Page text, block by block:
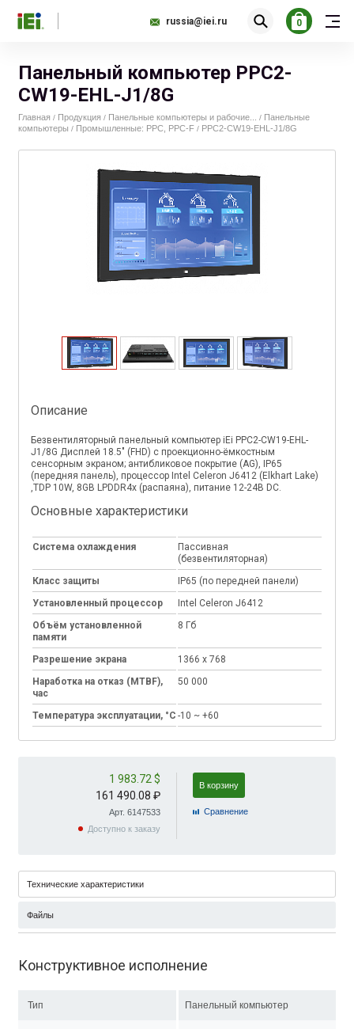
russia@iei.ru 0
Панельный компьютер PPC2-
CW19-EHL-J1/8G
Главная / Продукция / Панельные компьютеры и рабочие... / Панельные
компьютеры / Промышленные: PPC, PPC-F / PPC2-CW19-EHL-J1/8G
Описание
Безвентиляторный панельный компьютер iEi PPC2-CW19-EHL-
J1/8G Дисплей 18.5" (FHD) с проекционно-ёмкостным
сенсорным экраном; антибликовое покрытие (AG), IP65
(передняя панель), процессор Intel Celeron J6412 (Elkhart Lake)
,TDP 10W, 8GB LPDDR4x (распаяна), питание 12-24В DC.
Основные характеристики
Система охлаждения
Пассивная
(безвентиляторная)
Класс защиты
IP65 (по передней панели)
Установленный процессор
Intel Celeron J6412
Объём установленной
памяти
8 Гб
Разрешение экрана
1366 x 768
Наработка на отказ (MTBF),
час
50 000
Температура эксплуатации, °C -10 ~ +60
1 983.72 $
161 490.08 ₽
Арт. 6147533
Доступно к заказу
В корзину
Cравнение
Технические характеристики
Файлы
Конструктивное исполнение
Тип Панельный компьютер